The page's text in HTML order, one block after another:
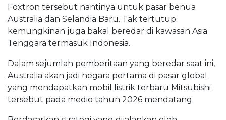
Foxtron tersebut nantinya untuk pasar benua
Australia dan Selandia Baru. Tak tertutup
kemungkinan juga bakal beredar di kawasan Asia
Tenggara termasuk Indonesia.
Dalam sejumlah pemberitaan yang beredar saat ini,
Australia akan jadi negara pertama di pasar global
yang mendapatkan mobil listrik terbaru Mitsubishi
tersebut pada medio tahun 2026 mendatang.